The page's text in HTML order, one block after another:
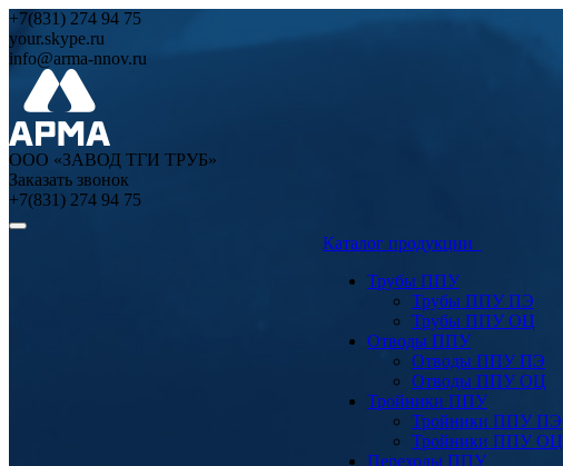
+7(831) 274 94 75
your.skype.ru
info@arma-nnov.ru
ООО «ЗАВОД ТГИ ТРУБ»
Заказать звонок
+7(831) 274 94 75
Каталог продукции
Трубы ППУ
Трубы ППУ ПЭ
Трубы ППУ ОЦ
Отводы ППУ
Отводы ППУ ПЭ
Отводы ППУ ОЦ
Тройники ППУ
Тройники ППУ ПЭ
Тройники ППУ ОЦ
Переходы ППУ